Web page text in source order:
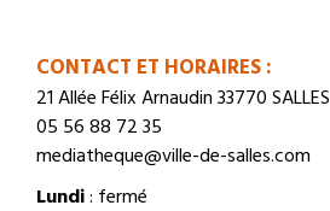
CONTACT ET HORAIRES :
21 Allée Félix Arnaudin 33770 SALLES
05 56 88 72 35
mediatheque@ville-de-salles.com
Lundi: fermé